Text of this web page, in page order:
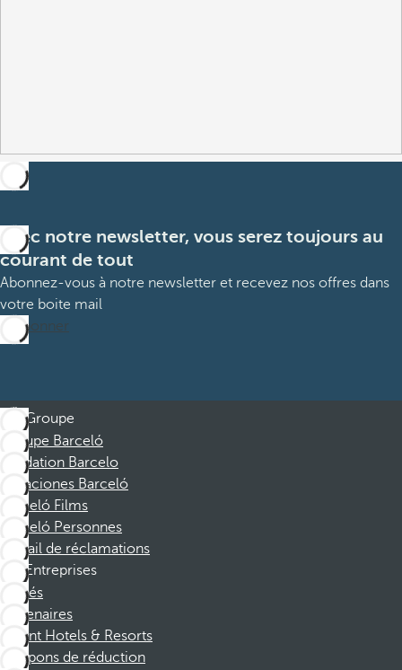
Avec notre newsletter, vous serez toujours au
courant de tout
Abonnez-vous à notre newsletter et recevez nos offres dans
votre boite mail
M’abonner
Groupe
Groupe Barceló
Fondation Barcelo
Vacaciones Barceló
Barceló Films
Barceló Personnes
Portail de réclamations
Entreprises
Affiliés
Partenaires
Dorint Hotels & Resorts
Coupons de réduction